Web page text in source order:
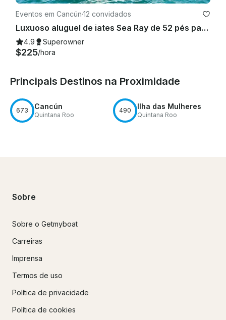
Eventos em Cancún·12 convidados
Luxuoso aluguel de iates Sea Ray de 52 pés para 12 pessoas em Cancún
4.9 Superowner
$225/hora
Principais Destinos na Proximidade
673 Cancún
Quintana Roo
490 Ilha das Mulheres
Quintana Roo
Sobre
Sobre o Getmyboat
Carreiras
Imprensa
Termos de uso
Política de privacidade
Política de cookies